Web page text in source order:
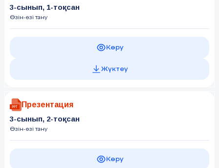
3-сынып, 1-тоқсан
Өзін-өзі тану
Көру
Жүктеу
Презентация
3-сынып, 2-тоқсан
Өзін-өзі тану
Көру